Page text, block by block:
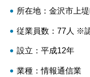
所在地：金沢市上
従業員数：77人 ※
設立：平成12年
業種：情報通信業